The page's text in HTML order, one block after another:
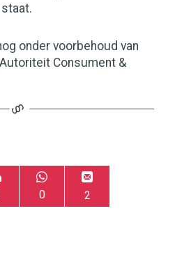
onder voorbehoud van
Consument &
0 2